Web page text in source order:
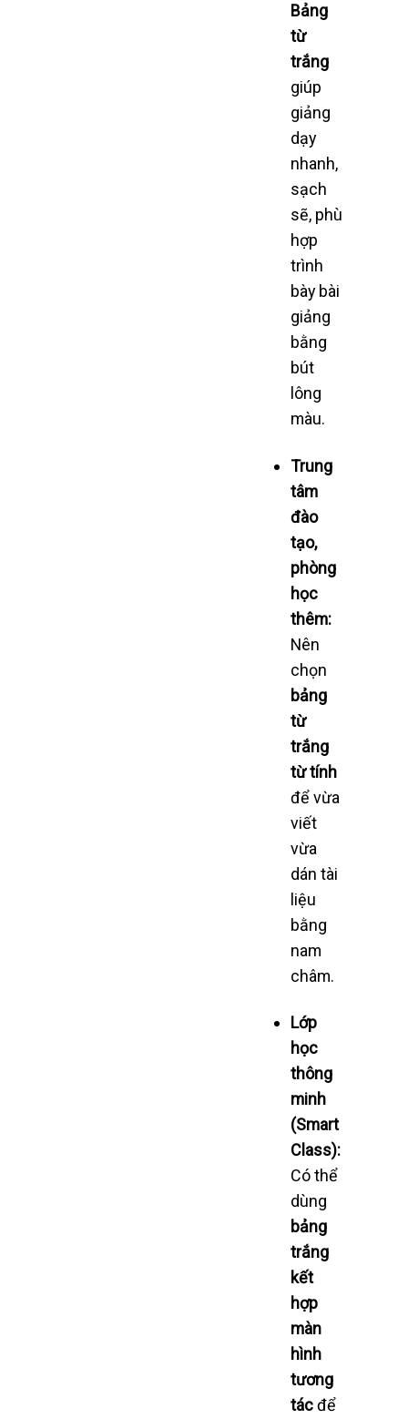
Bảng
từ
trắng
giúp
giảng
dạy
nhanh,
sạch
sẽ, phù
hợp
trình
bày bài
giảng
bằng
bút
lông
màu.
Trung
tâm
đào
tạo,
phòng
học
thêm:
Nên
chọn
bảng
từ
trắng
từ tính
để vừa
viết
vừa
dán tài
liệu
bằng
nam
châm.
Lớp
học
thông
minh
(Smart
Class):
Có thể
dùng
bảng
trắng
kết
hợp
màn
hình
tương
tácđể